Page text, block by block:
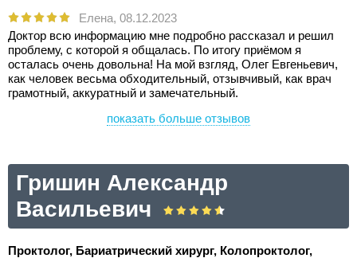
Елена, 08.12.2023
Доктор всю информацию мне подробно рассказал и решил
проблему, с которой я общалась. По итогу приёмом я
осталась очень довольна! На мой взгляд, Олег Евгеньевич,
как человек весьма обходительный, отзывчивый, как врач
грамотный, аккуратный и замечательный.
показать больше отзывов
Гришин Александр
Васильевич
Проктолог, Бариатрический хирург, Колопроктолог,